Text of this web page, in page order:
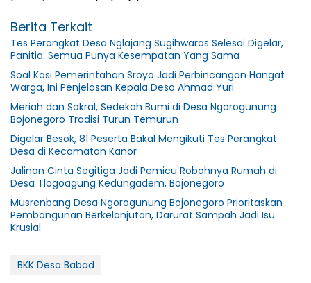
Berita Terkait
Tes Perangkat Desa Nglajang Sugihwaras Selesai Digelar,
Panitia: Semua Punya Kesempatan Yang Sama
Soal Kasi Pemerintahan Sroyo Jadi Perbincangan Hangat
Warga, Ini Penjelasan Kepala Desa Ahmad Yuri
Meriah dan Sakral, Sedekah Bumi di Desa Ngorogunung
Bojonegoro Tradisi Turun Temurun
Digelar Besok, 81 Peserta Bakal Mengikuti Tes Perangkat
Desa di Kecamatan Kanor
Jalinan Cinta Segitiga Jadi Pemicu Robohnya Rumah di
Desa Tlogoagung Kedungadem, Bojonegoro
Musrenbang Desa Ngorogunung Bojonegoro Prioritaskan
Pembangunan Berkelanjutan, Darurat Sampah Jadi Isu
Krusial
BKK Desa Babad